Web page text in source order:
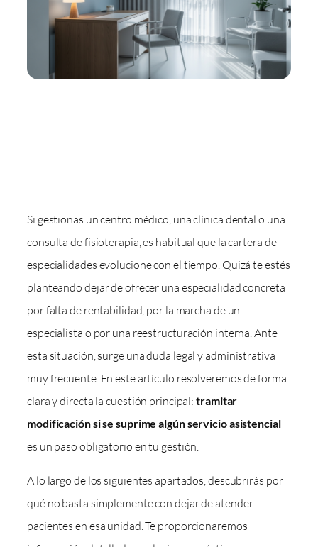
Si gestionas un centro médico, una clínica dental o una
consulta de fisioterapia, es habitual que la cartera de
especialidades evolucione con el tiempo. Quizá te estés
planteando dejar de ofrecer una especialidad concreta
por falta de rentabilidad, por la marcha de un
especialista o por una reestructuración interna. Ante
esta situación, surge una duda legal y administrativa
muy frecuente. En este artículo resolveremos de forma
clara y directa la cuestión principal:tramitar
modificación si se suprime algún servicio asistencial
es un paso obligatorio en tu gestión.
A lo largo de los siguientes apartados, descubrirás por
qué no basta simplemente con dejar de atender
pacientes en esa unidad. Te proporcionaremos